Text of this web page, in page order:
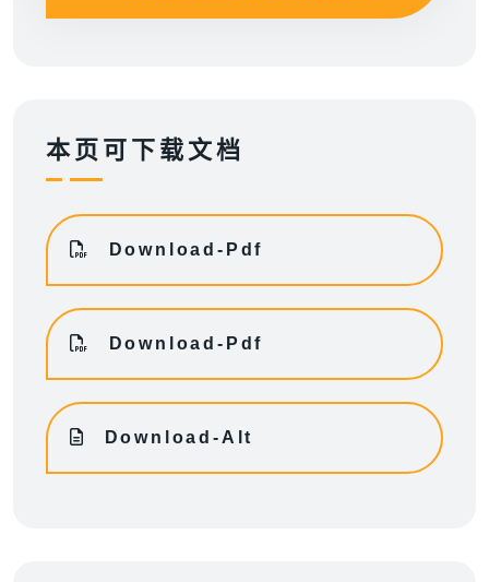
本页可下载文档
Download-Pdf
Download-Pdf
Download-Alt